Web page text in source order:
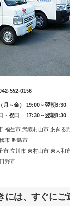
552-0156
月～金） 19:00～翌朝8:30
・祝日 17:30～翌朝8:30
福生市 武蔵村山市 あきる
市 昭島市
市 立川市 東村山市 東大和
野市
には、すぐにご